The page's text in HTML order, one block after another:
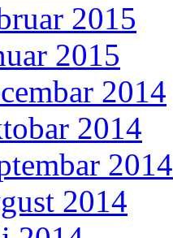
2015
2015
2014
2014
2014
2014